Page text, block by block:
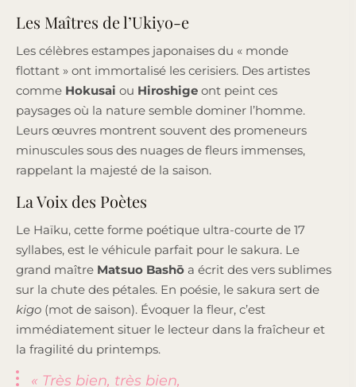
Les Maîtres de l’Ukiyo-e
Les célèbres estampes japonaises du « monde
flottant » ont immortalisé les cerisiers. Des artistes
comme Hokusai ou Hiroshige ont peint ces
paysages où la nature semble dominer l’homme.
Leurs œuvres montrent souvent des promeneurs
minuscules sous des nuages de fleurs immenses,
rappelant la majesté de la saison.
La Voix des Poètes
Le Haïku, cette forme poétique ultra-courte de 17
syllabes, est le véhicule parfait pour le sakura. Le
grand maître Matsuo Bashō a écrit des vers sublimes
sur la chute des pétales. En poésie, le sakura sert de
kigo (mot de saison). Évoquer la fleur, c’est
immédiatement situer le lecteur dans la fraîcheur et
la fragilité du printemps.
« Très bien, très bien,